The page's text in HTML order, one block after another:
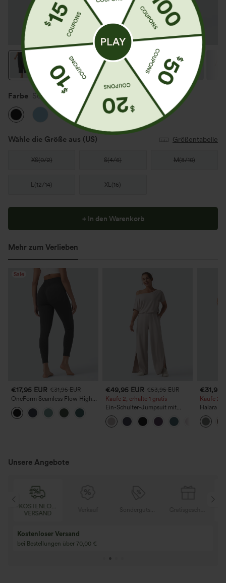
Farbe Schwarz
Wähle die Größe aus (US) Größentabelle
XS(0/2) S(4/6) M(8/10)
L(12/14) XL(16)
+ In den Warenkorb
Mehr zum Verlieben
Sale
€17,95 EUR €31,95 EUR
OneForm Seamless Flow High-
Waist Yogaleggings – nahtlos,
mit hoher Taille, bauchformend
und mit Hebeeffekt für den Po
€49,95 EUR €53,95 EUR
Kaufe 2, erhalte 1 gratis
Ein-Schulter-Jumpsuit mit
kurzen Ärmeln, Schlitzsaum und
Taschen – kinderleicht
€31,95
Kaufe 2,
Halara
Unsere Angebote
KOSTENLOSER
VERSAND
Kostenloser Versand
bei Bestellungen über 70,00 €